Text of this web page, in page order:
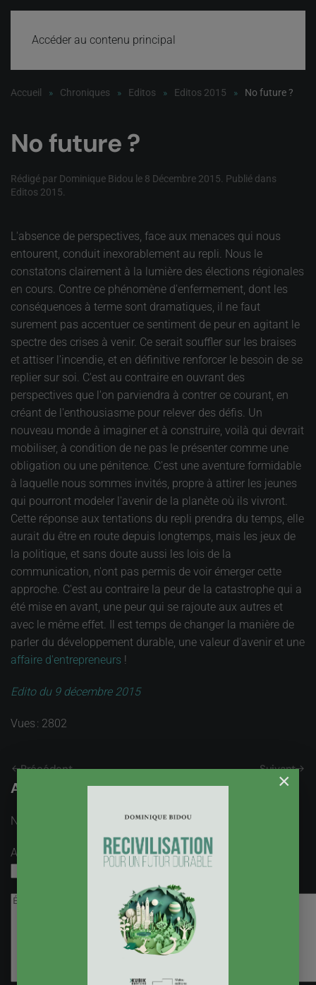
Accéder au contenu principal
Accueil Chroniques Editos Editos 2015 No future ?
No future ?
Rédigé par Dominique Bidou le 8 Décembre 2015 . Publié dans
Editos 2015
L'absence de perspectives, face aux menaces qui nous
entourent, conduit inexorablement au repli. Nous le
constatons clairement à la lumière des élections régionales
en cours. Contre ce phénomène d'enfermement, dont les
conséquences à terme sont dramatiques, il ne faut
surement pas accentuer ce sentiment de peur en agitant le
spectre des crises à venir. Ce serait souffler sur les braises
et attiser l'incendie, et en définitive renforcer le besoin de se
replier sur soi. C'est au contraire en ouvrant des
perspectives que l'on parviendra à contrer ce courant, en
créant de l'enthousiasme pour relever des défis. Un
nouveau monde à imaginer et à construire, voilà qui devrait
mobiliser, à condition de ne pas le présenter comme une
obligation ou une pénitence. C'est une aventure formidable
à laquelle nous sommes invités, propre à attirer les jeunes
qui pourront modeler l'avenir de la planète où ils vivront.
Cette réponse aux tentations du repli prendra du temps, elle
aurait du être en route depuis longtemps, mais les jeux de
la politique, et sans doute aussi les lois de la
communication, n'ont pas permis de voir émerger cette
approche. C'est au contraire la peur de la catastrophe qui a
été mise en avant, une peur qui se rajoute aux autres et
avec le même effet. Il est temps de changer la manière de
parler du développement durable, une valeur d'avenir et une
affaire d'entrepreneurs !
Edito du 9 décembre 2015
Vues : 2802
Précédent Suivant
Ajouter un Commentaire
Nom
Adresse email obligatoire, mais pas visible
×